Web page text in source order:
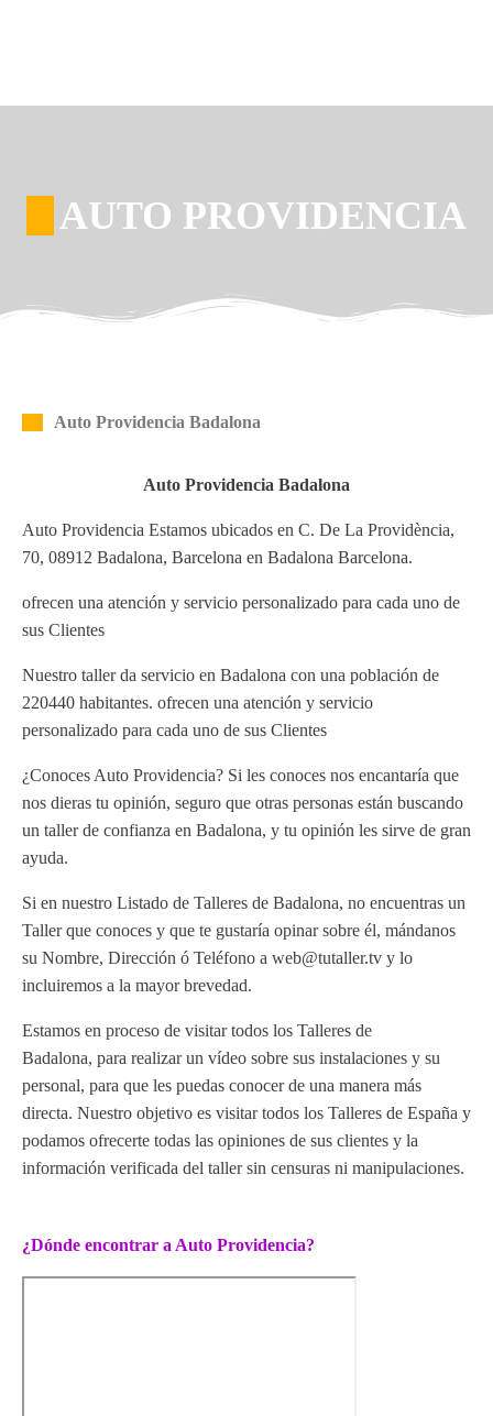
AUTO PROVIDENCIA
Auto Providencia Badalona
Auto Providencia Badalona
Auto Providencia Estamos ubicados en C. De La Providència,
70, 08912 Badalona, Barcelona en Badalona Barcelona.
ofrecen una atención y servicio personalizado para cada uno de
sus Clientes
Nuestro taller da servicio en Badalona con una población de
220440 habitantes. ofrecen una atención y servicio
personalizado para cada uno de sus Clientes
¿Conoces Auto Providencia? Si les conoces nos encantaría que
nos dieras tu opinión, seguro que otras personas están buscando
un taller de confianza en Badalona, y tu opinión les sirve de gran
ayuda.
Si en nuestro Listado de Talleres de Badalona, no encuentras un
Taller que conoces y que te gustaría opinar sobre él, mándanos
su Nombre, Dirección ó Teléfono a web@tutaller.tv y lo
incluiremos a la mayor brevedad.
Estamos en proceso de visitar todos los Talleres de
Badalona, para realizar un vídeo sobre sus instalaciones y su
personal, para que les puedas conocer de una manera más
directa. Nuestro objetivo es visitar todos los Talleres de España y
podamos ofrecerte todas las opiniones de sus clientes y la
información verificada del taller sin censuras ni manipulaciones.
¿Dónde encontrar a Auto Providencia?